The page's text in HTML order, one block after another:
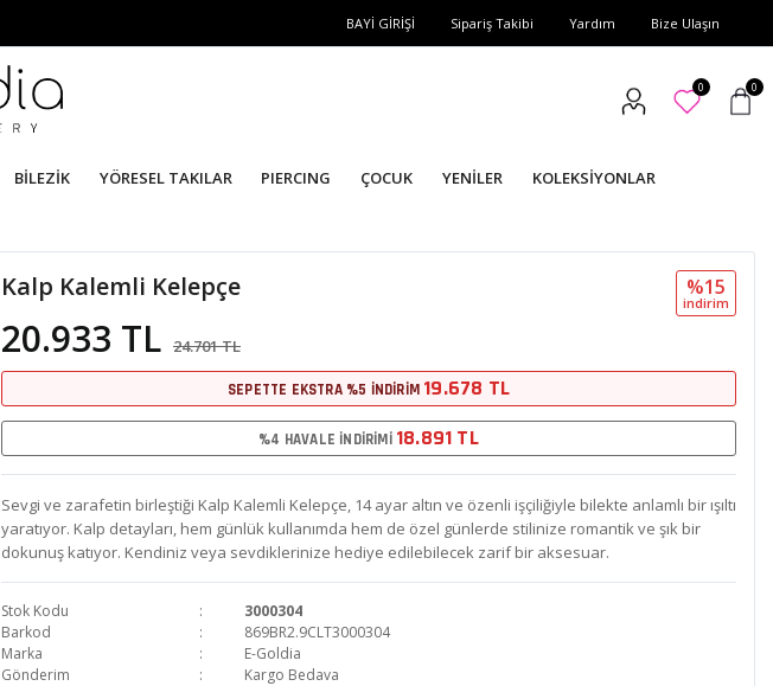
BAYİ GİRİŞİ Sipariş Takibi Yardım Bize Ulaşın
0 0
BİLEZİK YÖRESEL TAKILAR PIERCING ÇOCUK YENİLER KOLEKSİYONLAR
Kalp Kalemli Kelepçe
20.933 TL 24.701 TL
%15
i̇ndi̇ri̇m
SEPETTE EKSTRA %5 İNDİRİM 19.678 TL
%4 HAVALE İNDİRİMİ 18.891 TL
Sevgi ve zarafetin birleştiği Kalp Kalemli Kelepçe, 14 ayar altın ve özenli işçiliğiyle bilekte anlamlı bir ışıltı
yaratıyor. Kalp detayları, hem günlük kullanımda hem de özel günlerde stilinize romantik ve şık bir
dokunuş katıyor. Kendiniz veya sevdiklerinize hediye edilebilecek zarif bir aksesuar.
Stok Kodu
3000304
Barkod
869BR2.9CLT3000304
Marka
E-Goldia
Gönderim
Kargo Bedava